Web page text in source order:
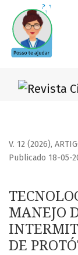
TECNOLOGIA
V. 12 (2026),
MANEJO
DE
Publicado 18-05-